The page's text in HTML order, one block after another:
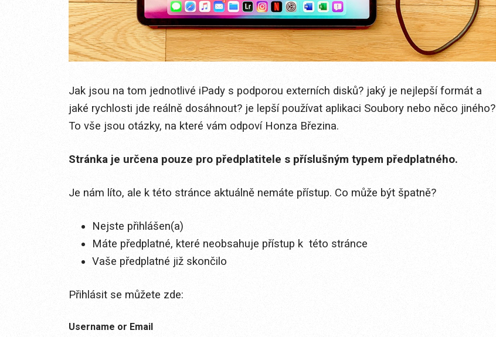
Jak jsou na tom jednotlivé iPady s podporou externích disků? jaký je nejlepší formát a
jaké rychlosti jde reálně dosáhnout? je lepší používat aplikaci Soubory nebo něco jiného?
To vše jsou otázky, na které vám odpoví Honza Březina.
Stránka je určena pouze pro předplatitele s příslušným typem předplatného.
Je nám líto, ale k této stránce aktuálně nemáte přístup. Co může být špatně?
Nejste přihlášen(a)
Máte předplatné, které neobsahuje přístup k této stránce
Vaše předplatné již skončilo
Přihlásit se můžete zde:
Username or Email